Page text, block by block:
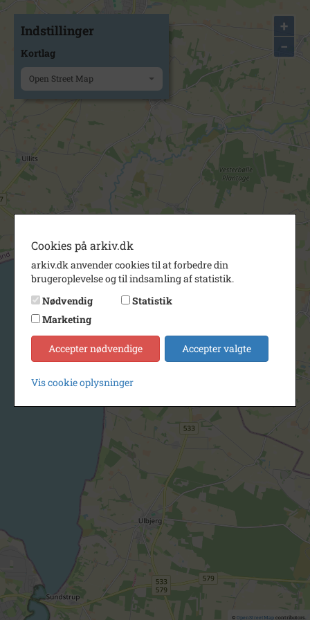
+
−
© OpenStreetMapcontributors.
Indstillinger
Kortlag
Open Street Map
Cookies på arkiv.dk
arkiv.dk anvender cookies til at forbedre din
brugeroplevelse og til indsamling af statistik.
Nødvendig
Statistik
Marketing
Accepter nødvendige Accepter valgte
Vis cookie oplysninger